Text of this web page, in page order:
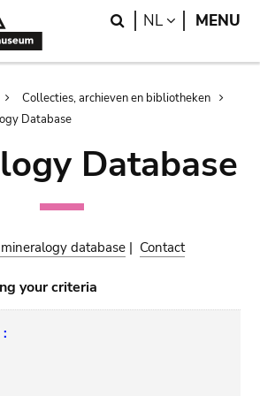
Search
NL LANGUAGE
MENU
Collecties, archieven en bibliotheken
Database
Database
database | Contact
your criteria